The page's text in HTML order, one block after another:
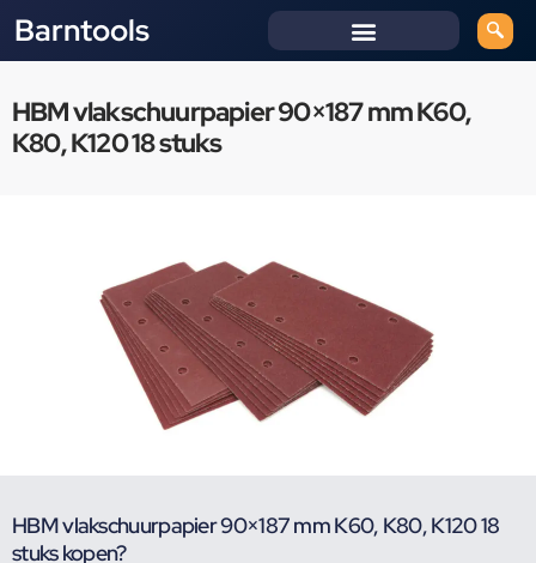
Barntools
HBM vlakschuurpapier 90×187 mm K60,
K80, K120 18 stuks
HBM vlakschuurpapier 90×187 mm K60, K80, K120 18
stuks kopen?